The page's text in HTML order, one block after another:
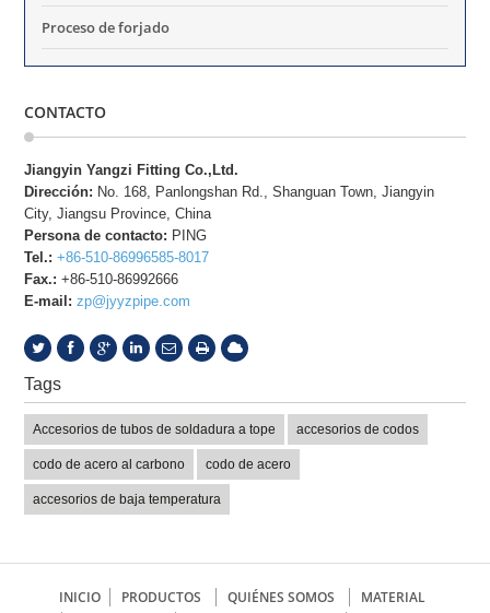
Proceso de forjado
CONTACTO
Jiangyin Yangzi Fitting Co.,Ltd.
Dirección: No. 168, Panlongshan Rd., Shanguan Town, Jiangyin
City, Jiangsu Province, China
Persona de contacto: PING
Tel.: +86-510-86996585-8017
Fax.: +86-510-86992666
E-mail: zp@jyyzpipe.com
Tags
Accesorios de tubos de soldadura a tope accesorios de codos
codo de acero al carbono codo de acero
accesorios de baja temperatura
INICIO PRODUCTOS QUIÉNES SOMOS
MATERIAL